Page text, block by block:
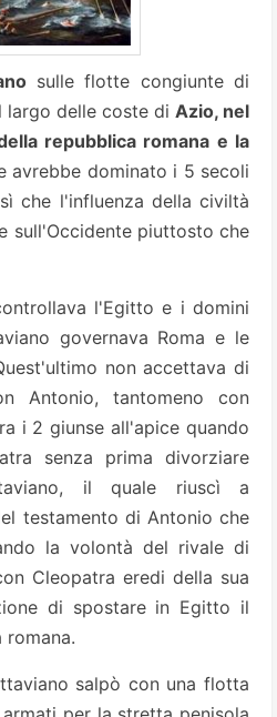
sulle flotte congiunte di
largo delle coste di Azio, nel
repubblica romana e la
avrebbe dominato i 5 secoli
che l'influenza della civiltà
sull'Occidente piuttosto che
l'Egitto e i domini
governava Roma e le
non accettava di
Antonio, tantomeno con
i 2 giunse all'apice quando
senza prima divorziare
il quale riuscì a
testamento di Antonio che
la volontà del rivale di
Cleopatra eredi della sua
di spostare in Egitto il
salpò con una flotta